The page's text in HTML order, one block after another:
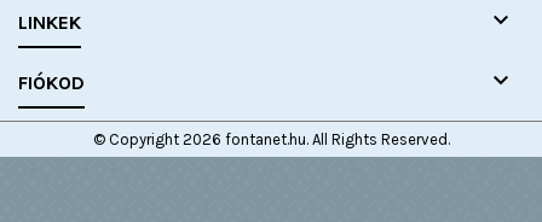
LINKEK 
FIÓKOD 
© Copyright 2026 fontanet.hu. All Rights Reserved.